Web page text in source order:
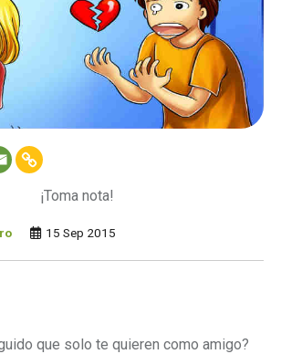
¡Toma nota!
15 Sep 2015
que solo te quieren como amigo?